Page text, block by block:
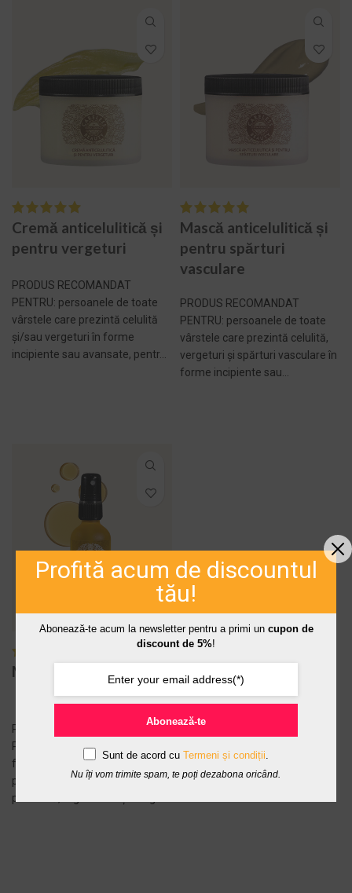
Cremă anticelulitică și
pentru vergeturi
PRODUS RECOMANDAT
PENTRU: persoanele de toate
vârstele care prezintă celulită
și/sau vergeturi în forme
incipiente sau avansate, pentr...
Mască anticelulitică și
pentru spărturi
vasculare
PRODUS RECOMANDAT
PENTRU: persoanele de toate
vârstele care prezintă celulită,
vergeturi și spărturi vasculare în
forme incipiente sau...
Magie pentru Trup
PRODUS RECOMANDAT
PENTRU: Aplicare externă pe
față, corp, scalp și lungimea
părului pentru hidratare
profundă, regenerare și revigor...
Profită acum de discountul
tău!
Abonează-te acum la newsletter pentru a primi un cupon de
discount de 5%!
Abonează-te
Sunt de acord cu Termeni și condiții
Nu îți vom trimite spam, te poți dezabona oricând.